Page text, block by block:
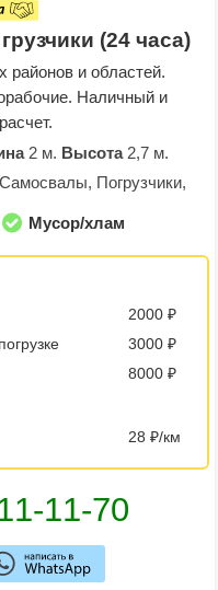
(24 часа)
районов и областей.
Наличный и
2 м. Высота2,7 м.
Погрузчики,
Мусор/хлам
2000 ₽
3000 ₽
8000 ₽
28 ₽/км